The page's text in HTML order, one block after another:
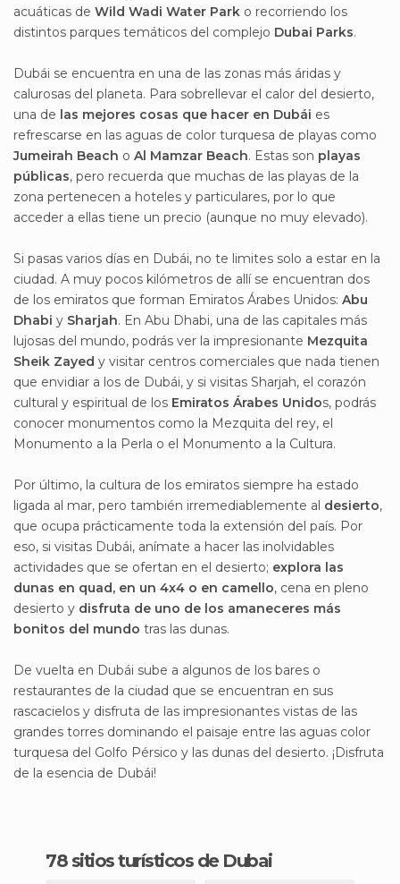
acuáticas de Wild Wadi Water Park o recorriendo los
distintos parques temáticos del complejo Dubai Parks.
Dubái se encuentra en una de las zonas más áridas y
calurosas del planeta. Para sobrellevar el calor del desierto,
una de las mejores cosas que hacer en Dubái es
refrescarse en las aguas de color turquesa de playas como
Jumeirah Beach o Al Mamzar Beach. Estas son playas
públicas, pero recuerda que muchas de las playas de la
zona pertenecen a hoteles y particulares, por lo que
acceder a ellas tiene un precio (aunque no muy elevado).
Si pasas varios días en Dubái, no te limites solo a estar en la
ciudad. A muy pocos kilómetros de allí se encuentran dos
de los emiratos que forman Emiratos Árabes Unidos: Abu
Dhabi y Sharjah. En Abu Dhabi, una de las capitales más
lujosas del mundo, podrás ver la impresionante Mezquita
Sheik Zayed y visitar centros comerciales que nada tienen
que envidiar a los de Dubái, y si visitas Sharjah, el corazón
cultural y espiritual de los Emiratos Árabes Unidos, podrás
conocer monumentos como la Mezquita del rey, el
Monumento a la Perla o el Monumento a la Cultura.
Por último, la cultura de los emiratos siempre ha estado
ligada al mar, pero también irremediablemente al desierto,
que ocupa prácticamente toda la extensión del país. Por
eso, si visitas Dubái, anímate a hacer las inolvidables
actividades que se ofertan en el desierto; explora las
dunas en quad, en un 4x4 o en camello, cena en pleno
desierto y disfruta de uno de los amaneceres más
bonitos del mundo tras las dunas.
De vuelta en Dubái sube a algunos de los bares o
restaurantes de la ciudad que se encuentran en sus
rascacielos y disfruta de las impresionantes vistas de las
grandes torres dominando el paisaje entre las aguas color
turquesa del Golfo Pérsico y las dunas del desierto. ¡Disfruta
de la esencia de Dubái!
78 sitios turísticos de Dubai